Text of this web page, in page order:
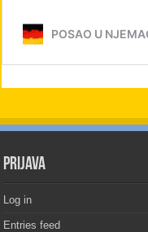
PRIJAVA
Log in
Entries feed